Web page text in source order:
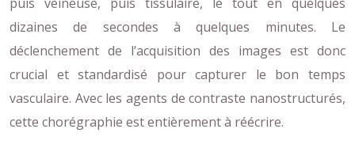
dizaines de secondes à quelques minutes. Le
déclenchement de l’acquisition des images est donc
crucial et standardisé pour capturer le bon temps
vasculaire. Avec les agents de contraste nanostructurés,
cette chorégraphie est entièrement à réécrire.